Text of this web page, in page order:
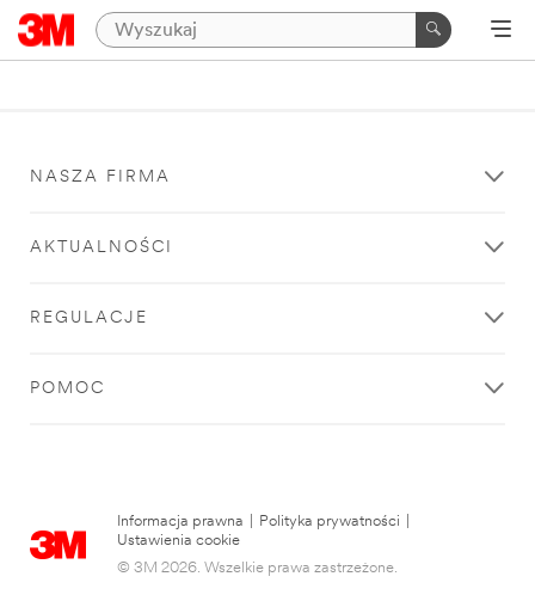
NASZA FIRMA
AKTUALNOŚCI
REGULACJE
POMOC
Informacja prawna Polityka prywatności
Ustawienia cookie
© 3M 2026. Wszelkie prawa zastrzeżone.